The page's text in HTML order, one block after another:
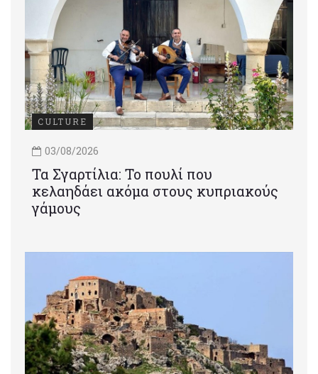
CULTURE
03/08/2026
Τα Σγαρτίλια: Το πουλί που
κελαηδάει ακόμα στους κυπριακούς
γάμους